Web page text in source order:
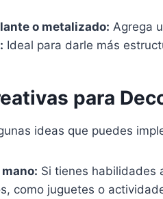
o metalizado: Agrega
Ideal para darle más
para
ideas que puedes
Si tienes habilidades
como juguetes o